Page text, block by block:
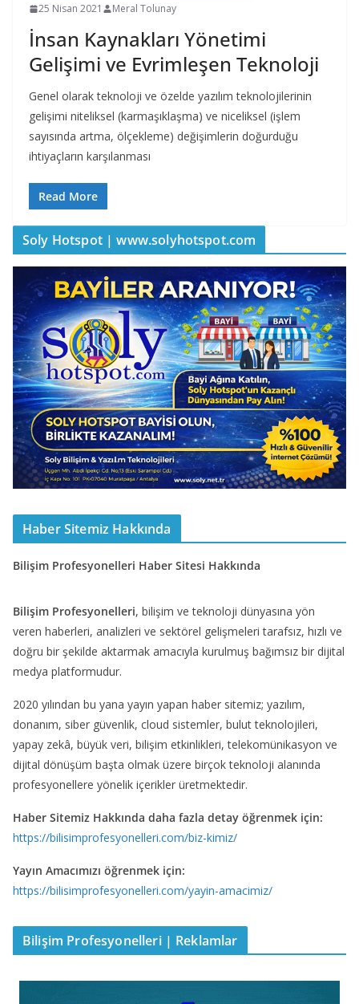
25 Nisan 2021 Meral Tolunay
İnsan Kaynakları Yönetimi
Gelişimi ve Evrimleşen Teknoloji
Genel olarak teknoloji ve özelde yazılım teknolojilerinin
gelişimi niteliksel (karmaşıklaşma) ve niceliksel (işlem
sayısında artma, ölçekleme) değişimlerin doğurduğu
ihtiyaçların karşılanması
Read More
Soly Hotspot | www.solyhotspot.com
Haber Sitemiz Hakkında
Bilişim Profesyonelleri Haber Sitesi Hakkında
Bilişim Profesyonelleri, bilişim ve teknoloji dünyasına yön
veren haberleri, analizleri ve sektörel gelişmeleri tarafsız, hızlı ve
doğru bir şekilde aktarmak amacıyla kurulmuş bağımsız bir dijital
medya platformudur.
2020 yılından bu yana yayın yapan haber sitemiz; yazılım,
donanım, siber güvenlik, cloud sistemler, bulut teknolojileri,
yapay zekâ, büyük veri, bilişim etkinlikleri, telekomünikasyon ve
dijital dönüşüm başta olmak üzere birçok teknoloji alanında
profesyonellere yönelik içerikler üretmektedir.
Haber Sitemiz Hakkında daha fazla detay öğrenmek için:
https://bilisimprofesyonelleri.com/biz-kimiz/
Yayın Amacımızı öğrenmek için:
https://bilisimprofesyonelleri.com/yayin-amacimiz/
Bilişim Profesyonelleri | Reklamlar